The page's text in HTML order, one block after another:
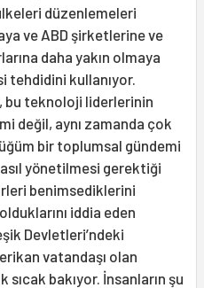
düzenlemeleri
ve ABD şirketlerine ve
daha yakın olmaya
tehdidini kullanıyor.
bu teknoloji liderlerinin
değil, aynı zamanda çok
bir toplumsal gündemi
yönetilmesi gerektiği
benimsediklerini
iddia eden
Devletleri’ndeki
vatandaşı olan
sıcak bakıyor. İnsanların şu